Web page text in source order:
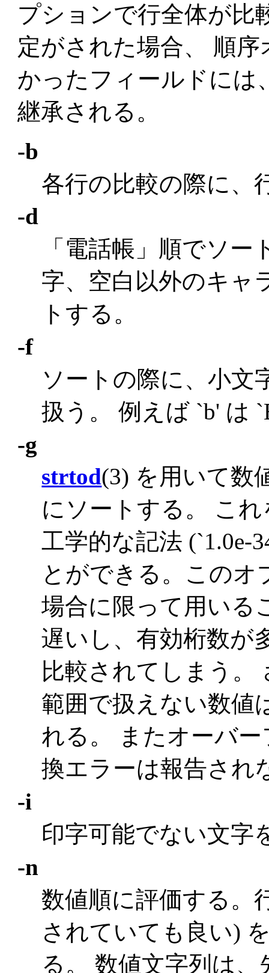
プションで行全体が比
定がされた場合、 順
かったフィールドには
継承される。
-b
各行の比較の際に、
-d
「電話帳」順でソ
字、空白以外のキャ
トする。
-f
ソートの際に、小文
扱う。 例えば `b' は
-g
strtod(3) を用いて数
にソートする。 こ
工学的な記法 (`1.0e-
とができる。このオ
場合に限って用いる
遅いし、有効桁数が
比較されてしまう。
範囲で扱えない数値
れる。 またオーバ
換エラーは報告され
-i
印字可能でない文字
-n
数値順に評価する。
されていても良い)
る。 数値文字列は